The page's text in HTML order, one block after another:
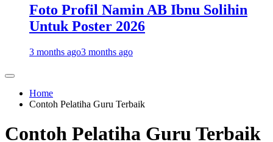
Foto Profil Namin AB Ibnu Solihin
Untuk Poster 2026
3 months ago3 months ago
Home
Contoh Pelatiha Guru Terbaik
Contoh Pelatiha Guru Terbaik